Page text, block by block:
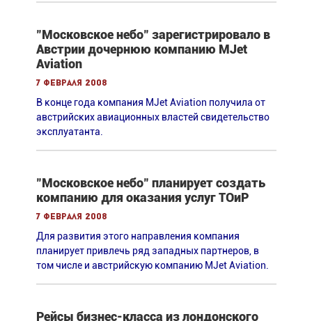
"Московское небо" зарегистрировало в
Австрии дочернюю компанию MJet
Aviation
7 февраля 2008
В конце года компания MJet Aviation получила от
австрийских авиационных властей свидетельство
эксплуатанта.
"Московское небо" планирует создать
компанию для оказания услуг ТОиР
7 февраля 2008
Для развития этого направления компания
планирует привлечь ряд западных партнеров, в
том числе и австрийскую компанию MJet Aviation.
Рейсы бизнес-класса из лондонского